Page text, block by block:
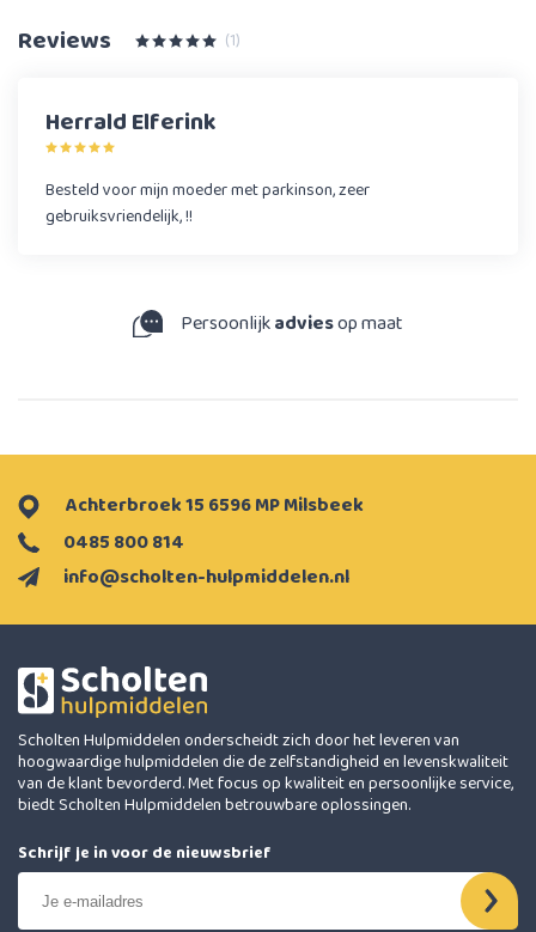
Reviews (1)
Herrald Elferink
Besteld voor mijn moeder met parkinson, zeer
gebruiksvriendelijk, !!
Persoonlijkadviesop maat
info@scholten-hulpmiddelen.nl
0485 800 814
Achterbroek 15 6596 MP Milsbeek
Scholten Hulpmiddelen onderscheidt zich door het leveren van
hoogwaardige hulpmiddelen die de zelfstandigheid en levenskwaliteit
van de klant bevorderd. Met focus op kwaliteit en persoonlijke service,
biedt Scholten Hulpmiddelen betrouwbare oplossingen.
Schrijf je in voor de nieuwsbrief